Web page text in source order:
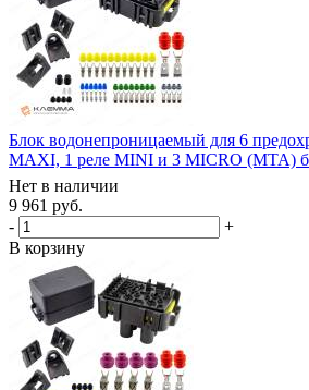
Блок водонепроницаемый для 6
MAXI, 1 реле MINI и 3 MICRO (MTA)
Нет в наличии
9 961 руб.
-
+
В корзину